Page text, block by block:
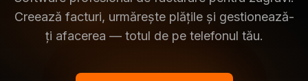
Creează facturi, urmărește plățile și gestionează-
ți afacerea — totul de pe telefonul tău.